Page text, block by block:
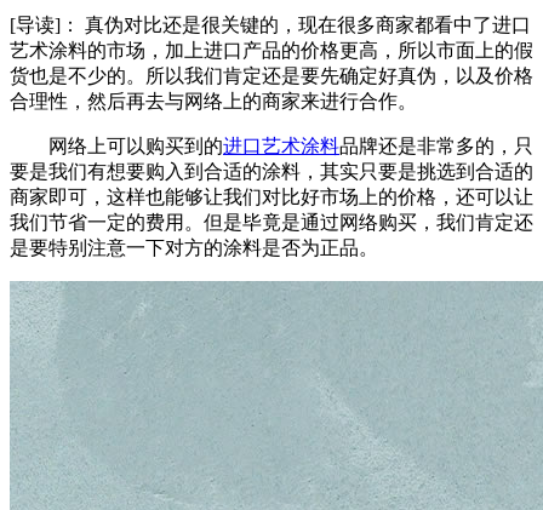
[导读]：
真伪对比还是很关键的，现在很多商家都看中了进口
艺术涂料的市场，加上进口产品的价格更高，所以市面上的假
货也是不少的。所以我们肯定还是要先确定好真伪，以及价格
合理性，然后再去与网络上的商家来进行合作。
网络上可以购买到的进口艺术涂料品牌还是非常多的，只
要是我们有想要购入到合适的涂料，其实只要是挑选到合适的
商家即可，这样也能够让我们对比好市场上的价格，还可以让
我们节省一定的费用。但是毕竟是通过网络购买，我们肯定还
是要特别注意一下对方的涂料是否为正品。